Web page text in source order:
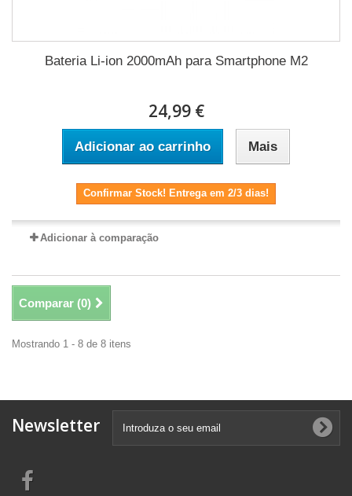
Bateria Li-ion 2000mAh para Smartphone M2
24,99 €
Adicionar ao carrinho Mais
Confirmar Stock! Entrega em 2/3 dias!
Adicionar à comparação
Comparar (0)
Mostrando 1 - 8 de 8 itens
Newsletter